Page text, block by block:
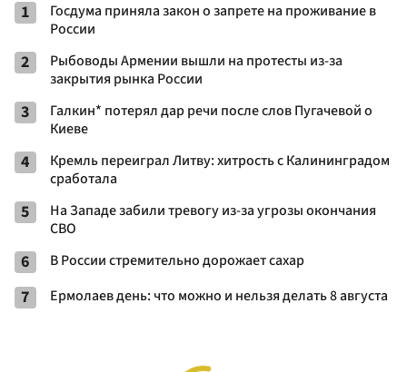
1
Госдума приняла закон о запрете на проживание в
России
2
Рыбоводы Армении вышли на протесты из-за
закрытия рынка России
3
Галкин* потерял дар речи после слов Пугачевой о
Киеве
4
Кремль переиграл Литву: хитрость с Калининградом
сработала
5
На Западе забили тревогу из-за угрозы окончания
СВО
6 В России стремительно дорожает сахар
7 Ермолаев день: что можно и нельзя делать 8 августа